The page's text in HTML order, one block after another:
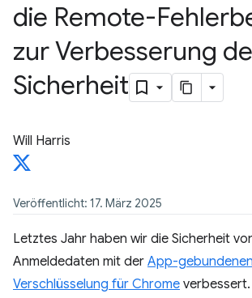
die Remote-
zur Verbesserung
Sicherheit
Will Harris
Veröffentlicht: 17. März 2025
Letztes Jahr haben wir die Sicherheit
Anmeldedaten mit der App-gebundenen
Verschlüsselung für Chrome verbessert.